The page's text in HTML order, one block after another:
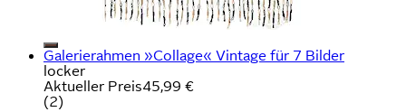
Galerierahmen »Collage« Vintage für 7 Bilder
locker
Aktueller Preis45,99 €
(2)